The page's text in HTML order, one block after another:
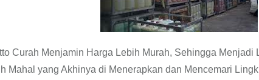
Curah Menjamin Harga Lebih Murah, Sehingga
Mahal yang Akhinya di Menerapkan dan Mencemari